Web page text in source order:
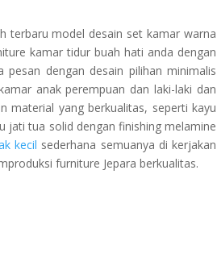
terbaru model desain set kamar warna
kamar tidur buah hati anda dengan
dengan desain pilihan minimalis
anak perempuan dan laki-laki dan
material yang berkualitas, seperti kayu
jati tua solid dengan finishing melamine
kecil sederhana semuanya di kerjakan
furniture Jepara berkualitas.